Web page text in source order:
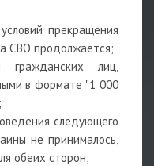
прекращения
СВО продолжается;
лиц,
в формате "1 000
следующего
не принималось,
обеих сторон;